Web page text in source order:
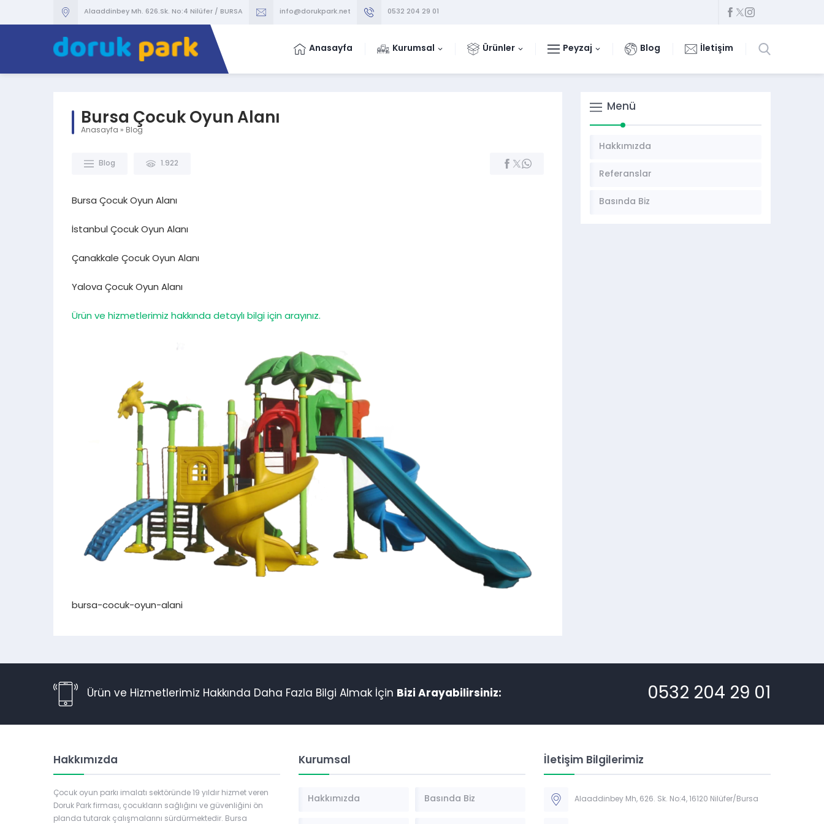
Alaaddinbey Mh. 626.Sk. No:4 Nilüfer / BURSA info@dorukpark.net 0532 204 29 01
Anasayfa Kurumsal Ürünler Peyzaj Blog İletişim
Bursa Çocuk Oyun Alanı
Anasayfa » Blog
Blog 1.922
Bursa Çocuk Oyun Alanı
İstanbul Çocuk Oyun Alanı
Çanakkale Çocuk Oyun Alanı
Yalova Çocuk Oyun Alanı
Ürün ve hizmetlerimiz hakkında detaylı bilgi için arayınız.
bursa-cocuk-oyun-alani
Menü
Hakkımızda
Referanslar
Basında Biz
Ürün ve Hizmetlerimiz Hakkında Daha Fazla Bilgi Almak İçin Bizi Arayabilirsiniz: 0532 204 29 01
Hakkımızda
Çocuk oyun parkı imalatı sektöründe 19 yıldır hizmet veren
Doruk Park firması, çocukların sağlığını ve güvenliğini ön
planda tutarak çalışmalarını sürdürmektedir. Bursa
Kurumsal
Hakkımızda Basında Biz
İletişim Bilgilerimiz
Alaaddinbey Mh, 626. Sk. No:4, 16120 Nilüfer/Bursa